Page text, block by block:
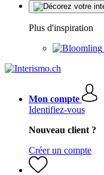
Plus d'inspiration
Mon compte
Identifiez-vous
Nouveau client ?
Créer un compte